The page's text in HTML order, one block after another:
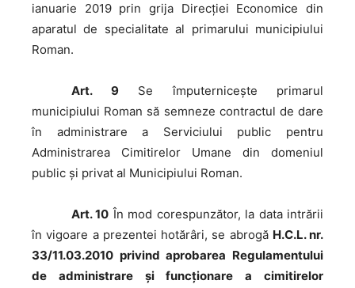
ianuarie 2019 prin grija Direcției Economice din
aparatul de specialitate al primarului municipiului
Roman.
Art. 9Se împuternicește primarul
municipiului Roman să semneze contractul de dare
în administrare a Serviciului public pentru
Administrarea Cimitirelor Umane din domeniul
public și privat al Municipiului Roman.
Art. 10 În mod corespunzător, la data intrării
în vigoare a prezentei hotărâri, se abrogă H.C.L. nr.
33/11.03.2010 privind aprobarea Regulamentului
de administrare şi funcţionare a cimitirelor